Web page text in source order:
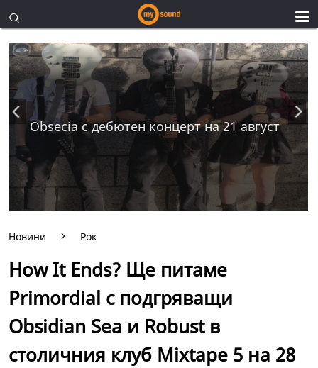
Obsecia с дебютен концерт на 21 август
Новини Рок
How It Ends? Ще питаме
Primordial с подгряващи
Obsidian Sea и Robust в
столичния клуб Mixtape 5 на 28